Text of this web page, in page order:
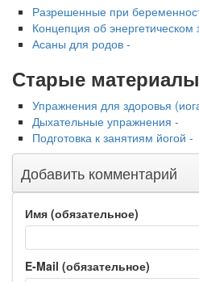
Разрешенные при
Концепция об энергетическом
Асаны для родов -
Старые материалы
Упражнения для здоровья
Дыхательные упражнения -
Подготовка к занятиям йогой -
Добавить комментарий
Имя (обязательное)
E-Mail (обязательное)